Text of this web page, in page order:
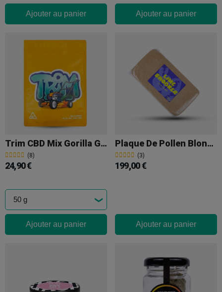
Ajouter au panier Ajouter au panier
Trim CBD Mix Gorilla Grillz
(8)
24,90 €
Ajouter au panier
Plaque De Pollen Blond 100 G Lime Shocker
(3)
199,00 €
Ajouter au panier